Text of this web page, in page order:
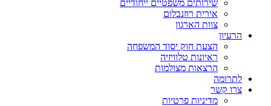
שירותים משפטיים ייחודיים
אירית רוזנבלום
צוות הארגון
הרעיון
הצעת חוק יסוד המשפחה
ראיונות טלוויזיה
הרצאות מצולמות
לתרומה
צרו קשר
מדיניות פרטיות